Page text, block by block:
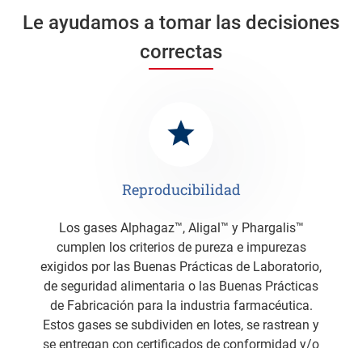
Le ayudamos a tomar las decisiones
correctas
Reproducibilidad
Los gases Alphagaz™, Aligal™ y Phargalis™
cumplen los criterios de pureza e impurezas
exigidos por las Buenas Prácticas de Laboratorio,
de seguridad alimentaria o las Buenas Prácticas
de Fabricación para la industria farmacéutica.
Estos gases se subdividen en lotes, se rastrean y
se entregan con certificados de conformidad y/o